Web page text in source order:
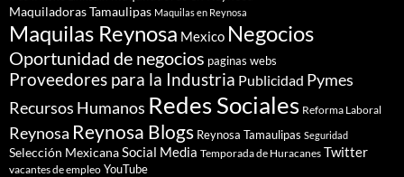
Maquiladoras Tamaulipas Maquilas en Reynosa
Maquilas Reynosa Mexico Negocios
Oportunidad de negocios paginas webs
Proveedores para la Industria Publicidad Pymes
Recursos Humanos Redes Sociales Reforma Laboral
Reynosa Reynosa Blogs Reynosa Tamaulipas Seguridad
Selección MexicanaSocial Media Temporada de Huracanes Twitter
vacantes de empleo YouTube